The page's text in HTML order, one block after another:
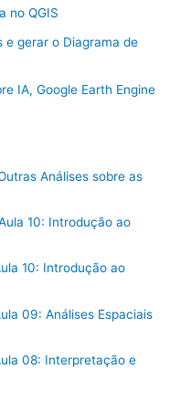
no QGIS
e gerar o Diagrama de
IA, Google Earth Engine
Análises sobre as
10: Introdução ao
10: Introdução ao
09: Análises Espaciais
08: Interpretação e